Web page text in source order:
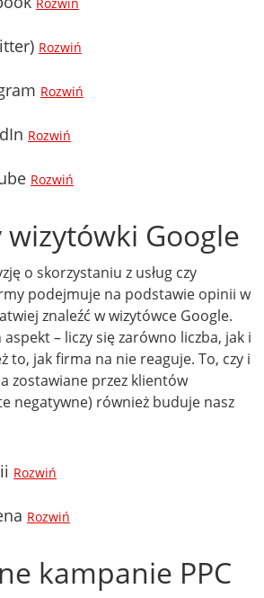
Rozwiń
Rozwiń
Rozwiń
Rozwiń
Rozwiń
wizytówki Google
o skorzystaniu z usług czy
podejmuje na podstawie opinii w
znaleźć w wizytówce Google.
– liczy się zarówno liczba, jak i
to, jak firma na nie reaguje. To, czy i
zostawiane przez klientów
negatywne) również buduje nasz
Rozwiń
Rozwiń
kampanie PPC